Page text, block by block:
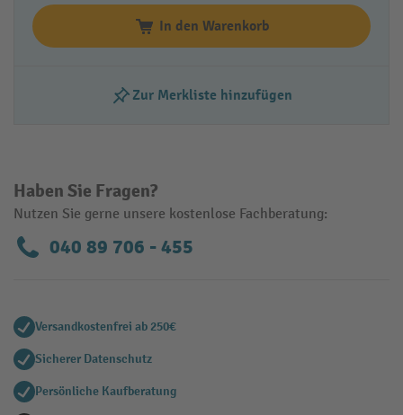
In den Warenkorb
Zur Merkliste hinzufügen
Haben Sie Fragen?
Nutzen Sie gerne unsere kostenlose Fachberatung:
040 89 706 - 455
Versandkostenfrei ab 250€
Sicherer Datenschutz
Persönliche Kaufberatung